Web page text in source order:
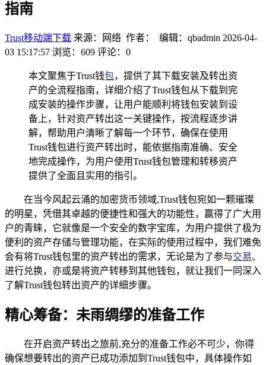
指南
Trust移动端下载 来源：网络 作者： 编辑：qbadmin 2026-04-
03 15:17:57 浏览：609 评论：0
本文聚焦于Trust钱包，提供了其下载安装及转出资
产的全流程指南，详细介绍了Trust钱包从下载到完
成安装的操作步骤，让用户能顺利将钱包安装到设
备上，针对资产转出这一关键操作，按流程逐步讲
解，帮助用户清晰了解每一个环节，确保在使用
Trust钱包进行资产转出时，能依据指南准确、安全
地完成操作，为用户使用Trust钱包管理和转移资产
提供了全面且实用的指引。
在当今风起云涌的加密货币领域,Trust钱包宛如一颗璀璨
的明星，凭借其卓越的便捷性和强大的功能性，赢得了广大用
户的青睐，它就像是一个安全的数字宝库，为用户提供了极为
便利的资产存储与管理功能，在实际的使用过程中，我们难免
会有将Trust钱包里的资产转出的需求，无论是为了参与交易、
进行兑换，亦或是将资产转移到其他钱包，就让我们一同深入
了解Trust钱包转出资产的详细步骤。
精心筹备：未雨绸缪的准备工作
在开启资产转出之旅前,充分的准备工作必不可少，你得
确保想要转出的资产已成功添加到Trust钱包中，具体操作如